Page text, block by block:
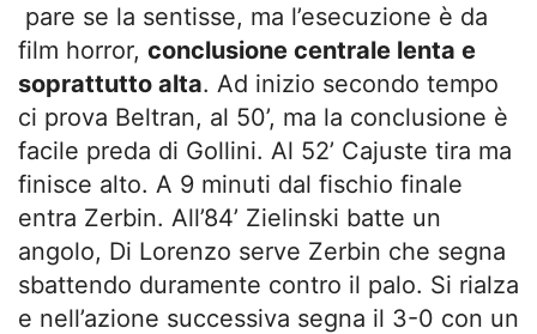
pare se la sentisse, ma l’esecuzione è da
film horror, conclusione centrale lenta e
soprattutto alta. Ad inizio secondo tempo
ci prova Beltran, al 50’, ma la conclusione è
facile preda di Gollini. Al 52’ Cajuste tira ma
finisce alto. A 9 minuti dal fischio finale
entra Zerbin. All’84’ Zielinski batte un
angolo, Di Lorenzo serve Zerbin che segna
sbattendo duramente contro il palo. Si rialza
e nell’azione successiva segna il 3-0 con un